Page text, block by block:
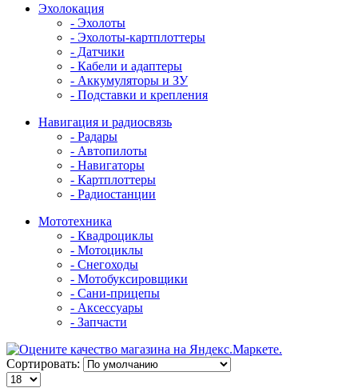
Эхолокация
- Эхолоты
- Эхолоты-картплоттеры
- Датчики
- Кабели и адаптеры
- Аккумуляторы и ЗУ
- Подставки и крепления
Навигация и радиосвязь
- Радары
- Автопилоты
- Навигаторы
- Картплоттеры
- Радиостанции
Мототехника
- Квадроциклы
- Мотоциклы
- Снегоходы
- Мотобуксировщики
- Сани-прицепы
- Аксессуары
- Запчасти
Сортировать: